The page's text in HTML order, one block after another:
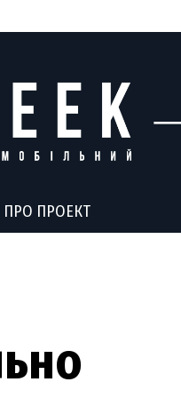
ПРО ПРОЕКТ